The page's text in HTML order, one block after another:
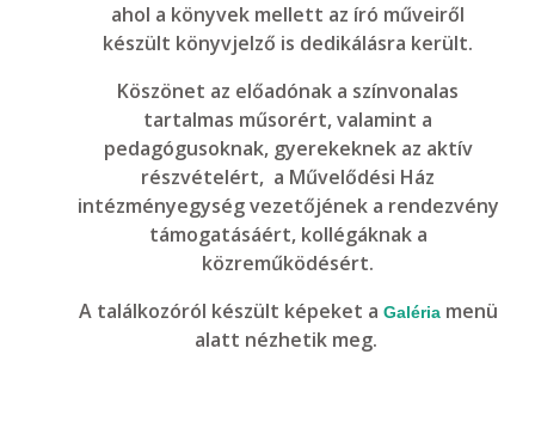
ahol a könyvek mellett az író műveiről
készült könyvjelző is dedikálásra került.
Köszönet az előadónak a színvonalas
tartalmas műsorért, valamint a
pedagógusoknak, gyerekeknek az aktív
részvételért, a Művelődési Ház
intézményegység vezetőjének a rendezvény
támogatásáért, kollégáknak a
közreműködésért.
A találkozóról készült képeket a Galéria menü
alatt nézhetik meg.